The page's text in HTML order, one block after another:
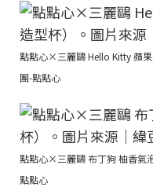
點點心×三麗鷗 Hello Kitty 蘋
團-點點心
點點心×三麗鷗 布丁狗 柚香氣
點點心